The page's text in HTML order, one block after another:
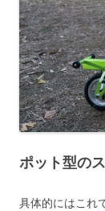
ポット型の
具体的にはこれ